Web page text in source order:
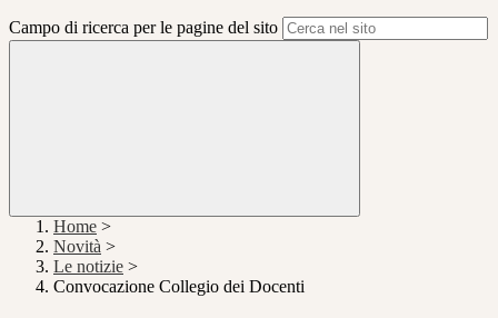
Campo di ricerca per le pagine del sito
Home >
Novità >
Le notizie >
Convocazione Collegio dei Docenti